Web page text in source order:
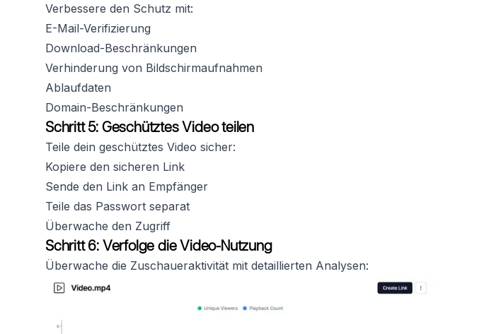
Verbessere den Schutz mit:
E-Mail-Verifizierung
Download-Beschränkungen
Verhinderung von Bildschirmaufnahmen
Ablaufdaten
Domain-Beschränkungen
Schritt 5: Geschütztes Video teilen
Teile dein geschütztes Video sicher:
Kopiere den sicheren Link
Sende den Link an Empfänger
Teile das Passwort separat
Überwache den Zugriff
Schritt 6: Verfolge die Video-Nutzung
Überwache die Zuschaueraktivität mit detaillierten Analysen: